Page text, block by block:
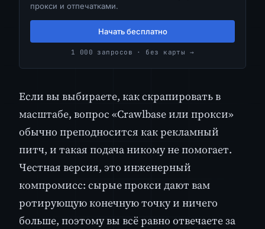
прокси и отпечатками.
Начать бесплатно
1 000 запросов · без карты →
Если вы выбираете, как скрапировать в
масштабе, вопрос «Crawlbase или прокси»
обычно преподносится как рекламный
питч, и такая подача никому не помогает.
Честная версия, это инженерный
компромисс: сырые прокси дают вам
ротирующую конечную точку и ничего
больше, поэтому вы всё равно отвечаете за